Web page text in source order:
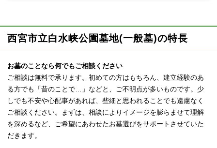
西宮市立白水峡公園墓地(一般墓)の特長
お墓のことなら何でもご相談ください
ご相談は無料で承ります。初めての方はもちろん、建立経験のあ
る方でも「昔のことで…」などと、ご不明点が多いものです。少
しでも不安や心配事があれば、些細と思われることでも遠慮なく
ご相談ください。まずは、相談によりイメージを膨らませて理解
を深めるなど、ご希望にあわせたお墓選びをサポートさせていた
だきます。